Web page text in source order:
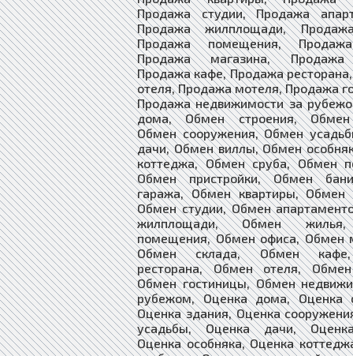
Продажа студии, Продажа
Продажа жилплощади,
Продажа помещения,
Продажа магазина, Продажа
Продажа кафе, Продажа
отеля, Продажа мотеля, Продажа
Продажа недвижимости за
дома, Обмен строения, Обмен
Обмен сооружения, Обмен
дачи, Обмен виллы, Обмен
коттеджа, Обмен сруба, Обмен
Обмен пристройки, Обмен
гаража, Обмен квартиры, Обмен
Обмен студии, Обмен
жилплощади, Обмен
помещения, Обмен офиса, Обмен
Обмен склада, Обмен
ресторана, Обмен отеля,
Обмен гостиницы, Обмен
рубежом, Оценка дома, Оценка
Оценка здания, Оценка
усадьбы, Оценка дачи,
Оценка особняка, Оценка